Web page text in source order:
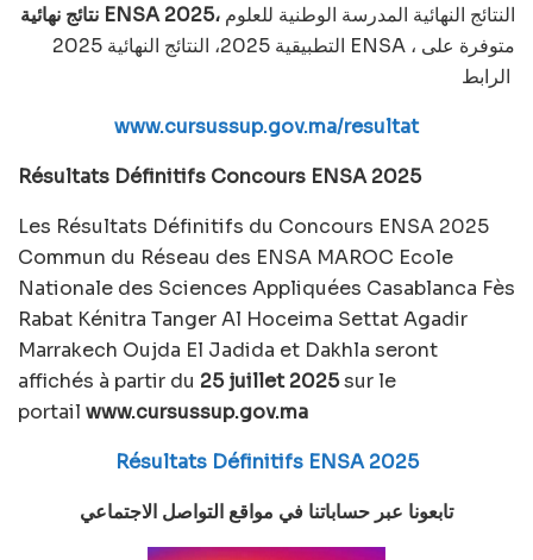
نتائج نهائية ENSA 2025،
التطبيقية 2025، النتائج النهائية 2025 ENSA ، متوفرة على
www.cursussup.gov.ma/resultat
Résultats Définitifs Concours ENSA 2025
Les Résultats Définitifs du Concours ENSA 2025
Commun du Réseau des ENSA MAROC Ecole
Nationale des Sciences Appliquées Casablanca Fès
Rabat Kénitra Tanger Al Hoceima Settat Agadir
Marrakech Oujda El Jadida et Dakhla seront
affichés à partir du 25 juillet 2025sur le
portail www.cursussup.gov.ma
Résultats Définitifs ENSA 2025
تابعونا عبر حساباتنا في مواقع التواصل الاجتماعي